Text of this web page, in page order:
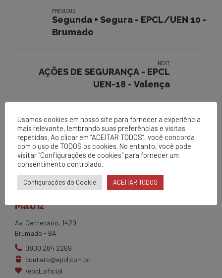
PREVIOUS
Segunda + Segura - EPCL/UEN 10 -
Brumado
NEXT
AÇÕES DE SEGURANÇA - EPCL
UEN-18 - Valença
EPCL
Matriz
Av. Centenário, 1420
Brumado - BA
0800 284 2269
contato@epcl.com.br
/epcl_oficial
Usamos cookies em nosso site para fornecer a experiência
mais relevante, lembrando suas preferências e visitas
repetidas. Ao clicar em “ACEITAR TODOS”, você concorda
com o uso de TODOS os cookies. No entanto, você pode
visitar "Configurações de cookies" para fornecer um
consentimento controlado.
Configurações do Cookie ACEITAR TODOS